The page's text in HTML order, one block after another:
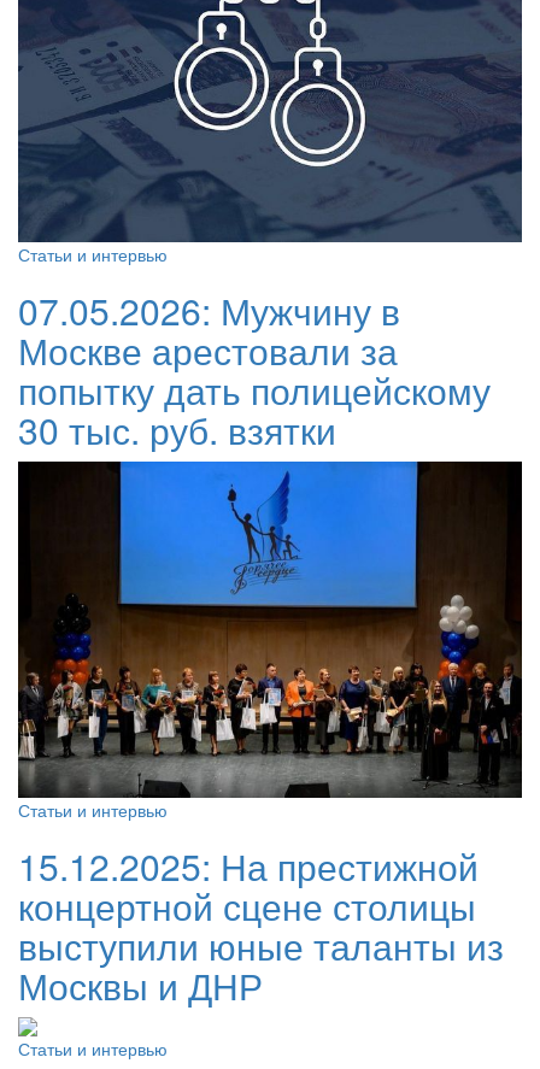
Статьи и интервью
07.05.2026: Мужчину в
Москве арестовали за
попытку дать полицейскому
30 тыс. руб. взятки
Статьи и интервью
15.12.2025: На престижной
концертной сцене столицы
выступили юные таланты из
Москвы и ДНР
Статьи и интервью